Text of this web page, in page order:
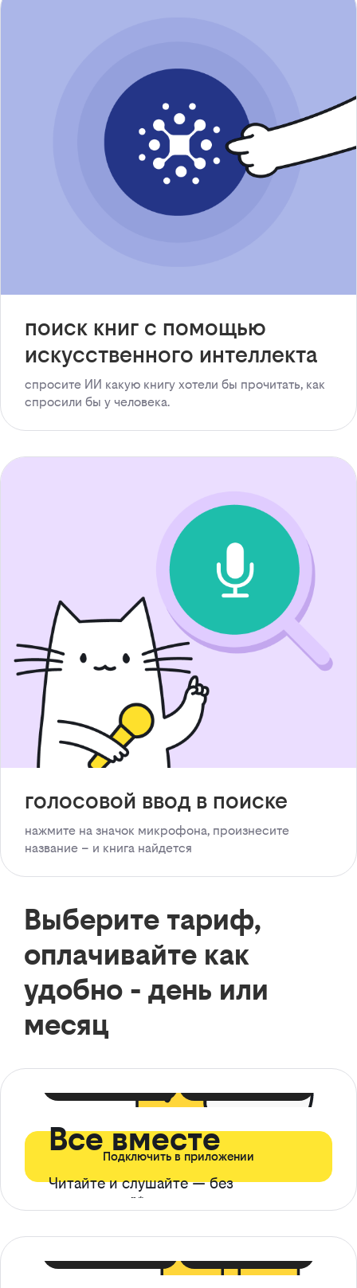
поиск книг с помощью
искусственного интеллекта
спросите ИИ какую книгу хотели бы прочитать, как
спросили бы у человека.
голосовой ввод в поиске
нажмите на значок микрофона, произнесите
название – и книга найдется
Выберите тариф,
оплачивайте как
удобно - день или
месяц
Все вместе
Читайте и слушайте — без
ограничений*
Подключить в приложении